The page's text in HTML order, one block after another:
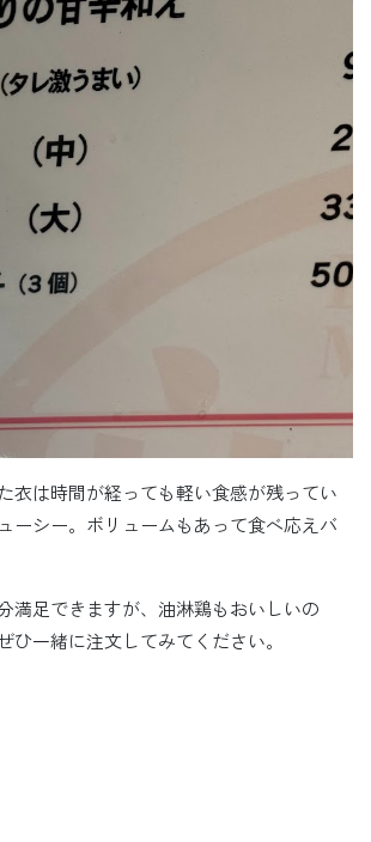
衣は時間が経っても軽い食感が残ってい
ーシー。ボリュームもあって食べ応えバ
満足できますが、油淋鶏もおいしいの
ひ一緒に注文してみてください。